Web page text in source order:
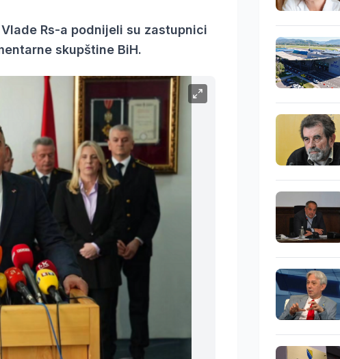
Rs-a podnijeli su zastupnici
skupštine BiH.